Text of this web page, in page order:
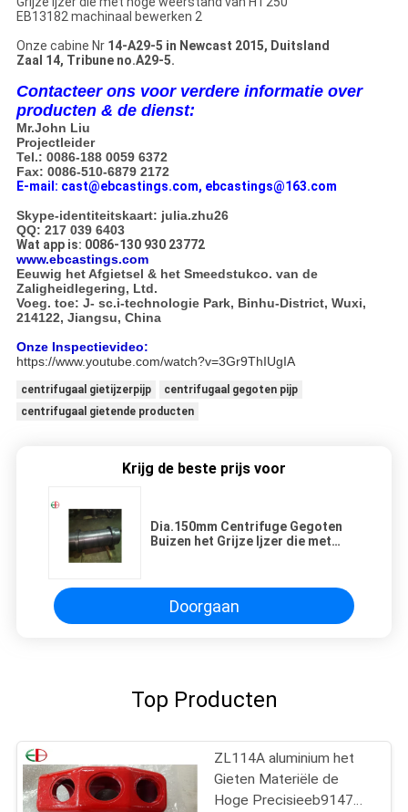
Onze cabine Nr 14-A29-5 in Newcast 2015, Duitsland
Zaal 14, Tribune no.A29-5.
Contacteer ons voor verdere informatie over
producten & de dienst:
Mr.John Liu
Projectleider
Tel.: 0086-188 0059 6372
Fax: 0086-510-6879 2172
E-mail: cast@ebcastings.com, ebcastings@163.com
Skype-identiteitskaart: julia.zhu26
QQ: 217 039 6403
Wat app is: 0086-130 930 23772
www.ebcastings.com
Eeuwig het Afgietsel & het Smeedstukco. van de
Zaligheidlegering, Ltd.
Voeg. toe: J- sc.i-technologie Park, Binhu-District, Wuxi,
214122, Jiangsu, China
Onze Inspectievideo:
https://www.youtube.com/watch?v=3Gr9ThIUgIA
centrifugaal gietijzerpijp
centrifugaal gegoten pijp
centrifugaal gietende producten
Krijg de beste prijs voor
Dia.150mm Centrifuge Gegoten
Buizen het Grijze Ijzer die met
Doorgaan
Top Producten
ZL114A aluminium het
Gieten Materiële de
Hoge Precisieeb9147